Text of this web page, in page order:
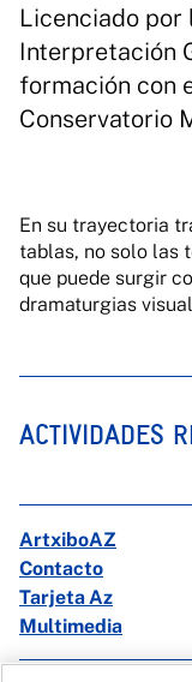
Licenciado por
Interpretación
formación con
Conservatorio
En su trayectoria
tablas, no solo las
que puede surgir
dramaturgias
ACTIVIDADES
ArtxiboAZ
Contacto
Tarjeta Az
Multimedia